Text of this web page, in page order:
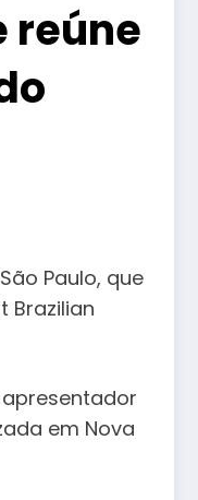
reúne
Paulo, que
Brazilian
apresentador
em Nova